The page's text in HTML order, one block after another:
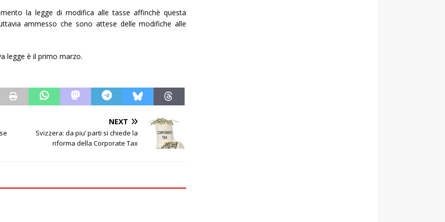
la legge di modifica alle tasse affinchè questa
ammesso che sono attese delle modifiche alle
legge è il primo marzo.
NEXT
Svizzera: da piu’ parti si chiede la
riforma della Corporate Tax